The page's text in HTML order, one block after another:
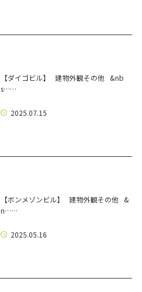
【ダイゴビル】 建物外観その他 &nb
s……
2025.07.15
【ボンメゾンビル】 建物外観その他 &
n……
2025.05.16